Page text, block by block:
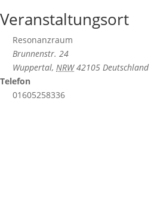
Veranstaltungsort
Resonanzraum
Brunnenstr. 24
Wuppertal, NRW 42105 Deutschland
Telefon
01605258336